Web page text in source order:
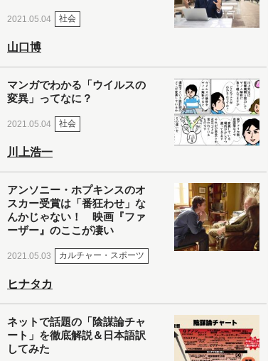
2021.05.04 社会
山口博
マンガでわかる「ウイルスの
変異」ってなに？
2021.05.04 社会
川上浩一
アンソニー・ホプキンスのオ
スカー受賞は「番狂わせ」な
んかじゃない！ 映画『ファ
ーザー』のここが凄い
2021.05.03 カルチャー・スポーツ
ヒナタカ
ネットで話題の「陰謀論チャ
ート」を徹底解説＆日本語訳
してみた